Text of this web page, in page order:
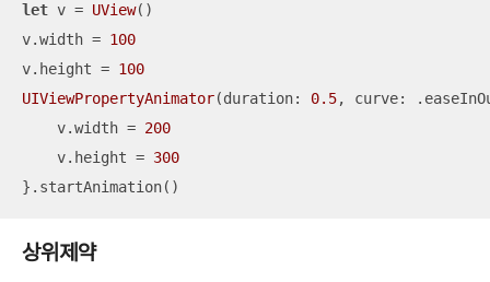
let v = UView()
v.width = 100
v.height = 100
UIViewPropertyAnimator(duration: 0.5, curve:
    v.width
= 200
    v.height
= 300
}.startAnimation()
상위제약